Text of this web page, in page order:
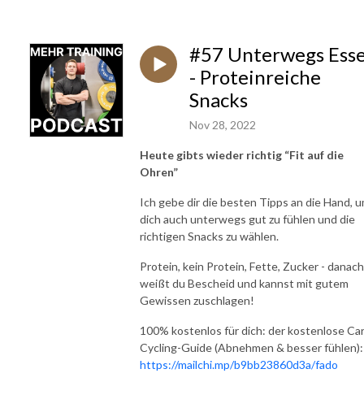
Kostenloser Mobility-Selbsttest:
https://dashboard.coachrx.app/programs/sales/44636
#57 Unterwegs
- Proteinreiche
Snacks
Nov 28, 2022
Heute gibts wieder richtig “Fit auf die
Ohren”
Ich gebe dir die besten Tipps an die Hand,
dich auch unterwegs gut zu fühlen und die
richtigen Snacks zu wählen.
Protein, kein Protein, Fette, Zucker - danach
weißt du Bescheid und kannst mit gutem
Gewissen zuschlagen!
100% kostenlos für dich: der kostenlose
Cycling-Guide (Abnehmen & besser fühlen):
https://mailchi.mp/b9bb23860d3a/fado